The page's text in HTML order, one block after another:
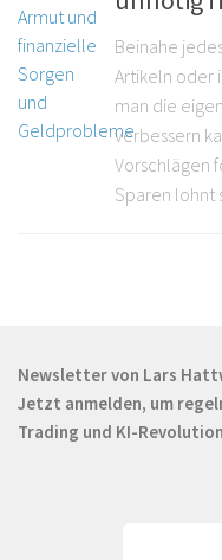
Beinahe
Artikeln oder
man die
verbessern
Vorschlägen
Sparen lohnt
Newsletter von Lars
Jetzt anmelden, um
Trading und KI-